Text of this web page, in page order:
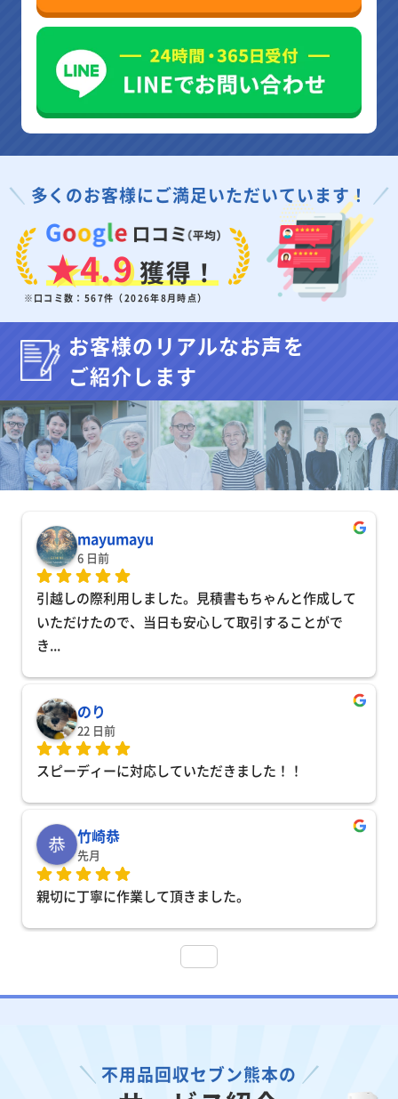
多くのお客様にご満足いただいています！
★4.9獲得！
※口コミ数：567件（2026年8月時点）
お客様のリアルなお声を
ご紹介します
mayumayu
6 日前
引越しの際利用しました。見積書もちゃんと作成して
いただけたので、当日も安心して取引することがで
き...
のり
22 日前
スピーディーに対応していただきました！！
竹崎恭
先月
親切に丁寧に作業して頂きました。
不用品回収セブン熊本の